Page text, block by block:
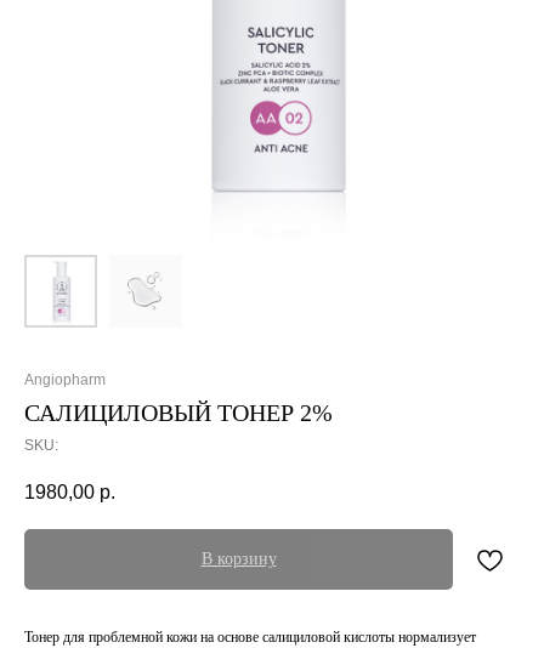
САЛИЦИЛОВЫЙ ТОНЕР 2%
Angiopharm
SKU:
1980,00 р.
В корзину
Тонер для проблемной кожи на основе салициловой кислоты нормализует